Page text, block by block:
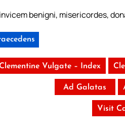
benigni, misericordes,
Vulgate – Index
Ad Galatas
Visit